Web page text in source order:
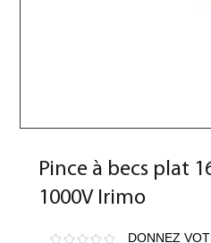
Pince à becs plat
1000V Irimo
DONNEZ